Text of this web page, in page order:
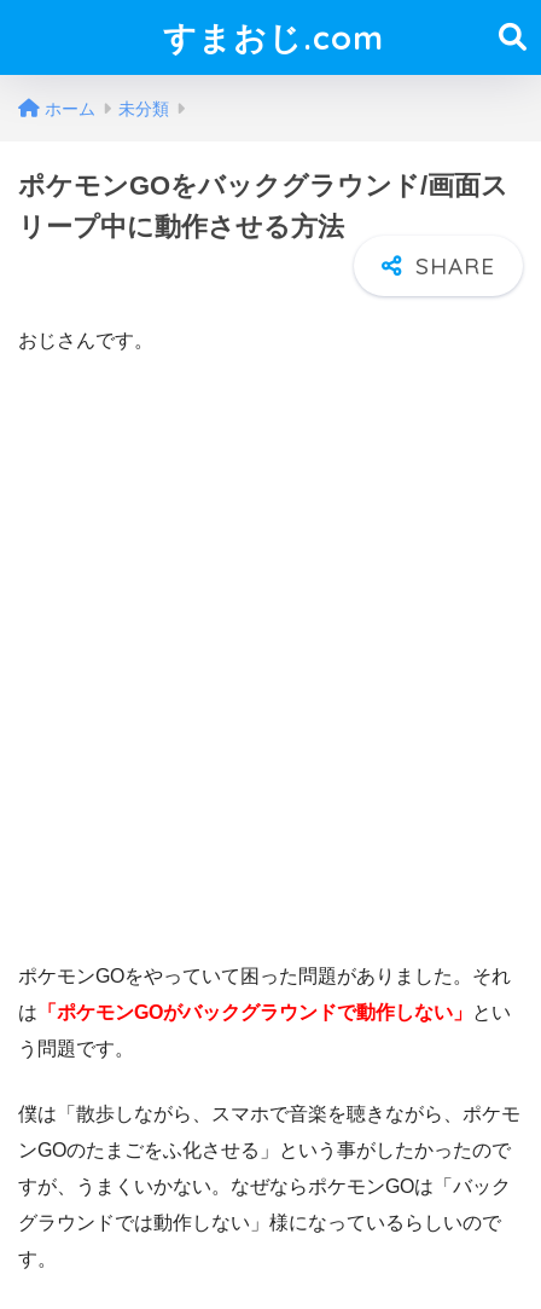
すまおじ.com
ホーム 未分類
ポケモンGOをバックグラウンド/画面ス
リープ中に動作させる方法
おじさんです。
ポケモンGOをやっていて困った問題がありました。それ
は 「ポケモンGOがバックグラウンドで動作しない」 とい
う問題です。
僕は「散歩しながら、スマホで音楽を聴きながら、ポケモ
ンGOのたまごをふ化させる」という事がしたかったので
すが、うまくいかない。なぜならポケモンGOは「バック
グラウンドでは動作しない」様になっているらしいので
す。